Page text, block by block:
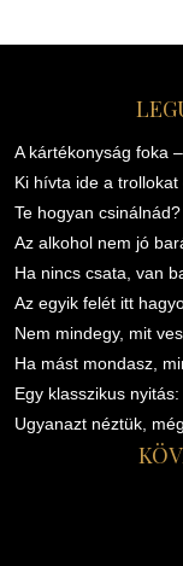
A kártékonyság foka
Ki hívta ide a
Te hogyan csinálnád?
Az alkohol nem jó
Ha nincs csata, van
Az egyik felét itt
Nem mindegy, mit
Ha mást mondasz,
Egy klasszikus
Ugyanazt néztük,